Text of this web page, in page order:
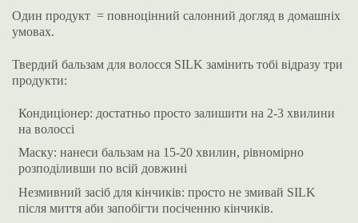
Один продукт = повноцінний салонний догляд в домашніх
умовах.
Твердий бальзам для волосся SILK замінить тобі відразу три
продукти:
Кондиціонер: достатньо просто залишити на 2-3 хвилини
на волоссі
Маску: нанеси бальзам на 15-20 хвилин, рівномірно
розподіливши по всій довжині
Незмивний засіб для кінчиків: просто не змивай SILK
після миття аби запобігти посіченню кінчиків.